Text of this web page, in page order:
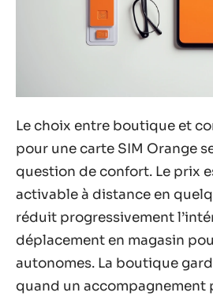
Le choix entre boutique et
pour une carte SIM Orange
question de confort. Le prix
activable à distance en
réduit progressivement
déplacement en magasin
autonomes. La boutique
quand un accompagnement